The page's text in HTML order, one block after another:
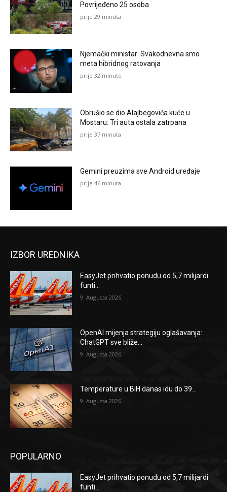
Povrijeđeno 25 osoba
prije 29 minuta
Njemački ministar: Svakodnevna smo
meta hibridnog ratovanja
prije 32 minute
Obrušio se dio Alajbegovića kuće u
Mostaru: Tri auta ostala zatrpana
prije 37 minuta
Gemini preuzima sve Android uređaje
prije 46 minuta
IZBOR UREDNIKA
EasyJet prihvatio ponudu od 5,7 milijardi
funti...
9. Augusta 2026.
OpenAI mijenja strategiju oglašavanja:
ChatGPT sve bliže...
9. Augusta 2026.
Temperature u BiH danas idu do 39...
9. Augusta 2026.
POPULARNO
EasyJet prihvatio ponudu od 5,7 milijardi
funti...